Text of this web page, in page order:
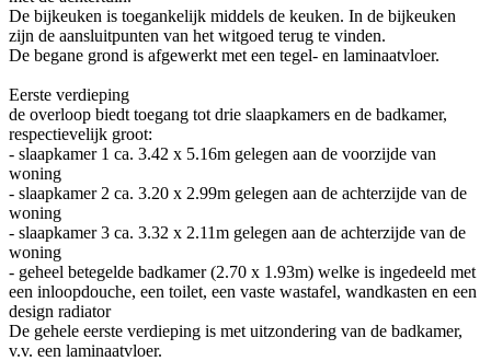
De bijkeuken is toegankelijk middels de keuken. In de bijkeuken
zijn de aansluitpunten van het witgoed terug te vinden.
De begane grond is afgewerkt met een tegel- en laminaatvloer.
Eerste verdieping
de overloop biedt toegang tot drie slaapkamers en de badkamer,
respectievelijk groot:
- slaapkamer 1 ca. 3.42 x 5.16m gelegen aan de voorzijde van
woning
- slaapkamer 2 ca. 3.20 x 2.99m gelegen aan de achterzijde van de
woning
- slaapkamer 3 ca. 3.32 x 2.11m gelegen aan de achterzijde van de
woning
- geheel betegelde badkamer (2.70 x 1.93m) welke is ingedeeld met
een inloopdouche, een toilet, een vaste wastafel, wandkasten en een
design radiator
De gehele eerste verdieping is met uitzondering van de badkamer,
v.v. een laminaatvloer.